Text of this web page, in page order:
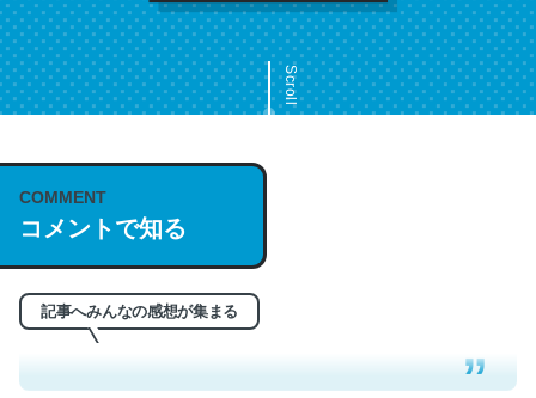
Scroll
COMMENT
コメントで知る
記事へみんなの感想が集まる
これは名文。彼はとてもクレバーなんだろうなと凄く思
う。英語少しでも読める人は原文もお勧め。自分はこの流
─今のこの状況が信じられるかい？ by ラーズ・ヌートバー